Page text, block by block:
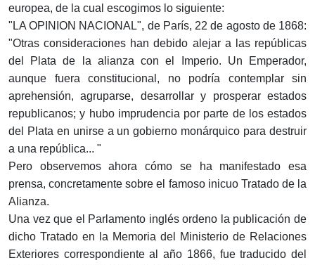
europea, de la cual escogimos lo siguiente:
"LA OPINION NACIONAL", de París, 22 de agosto de 1868:
"Otras consideraciones han debido alejar a las repúblicas
del Plata de la alianza con el Imperio. Un Emperador,
aunque fuera constitucional, no podría contemplar sin
aprehensión, agruparse, desarrollar y prosperar estados
republicanos; y hubo imprudencia por parte de los estados
del Plata en unirse a un gobierno monárquico para destruir
a una república... "
Pero observemos ahora cómo se ha manifestado esa
prensa, concretamente sobre el famoso inicuo Tratado de la
Alianza.
Una vez que el Parlamento inglés ordeno la publicación de
dicho Tratado en la Memoria del Ministerio de Relaciones
Exteriores correspondiente al año 1866, fue traducido del